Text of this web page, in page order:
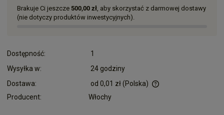
Brakuje Ci jeszcze 500,00 zł , aby skorzystać z darmowej dostawy
(nie dotyczy produktów inwestycyjnych).
Dostępność:
1
Wysyłka w:
24 godziny
Dostawa:
od 0,01 zł(Polska)
Producent: Włochy